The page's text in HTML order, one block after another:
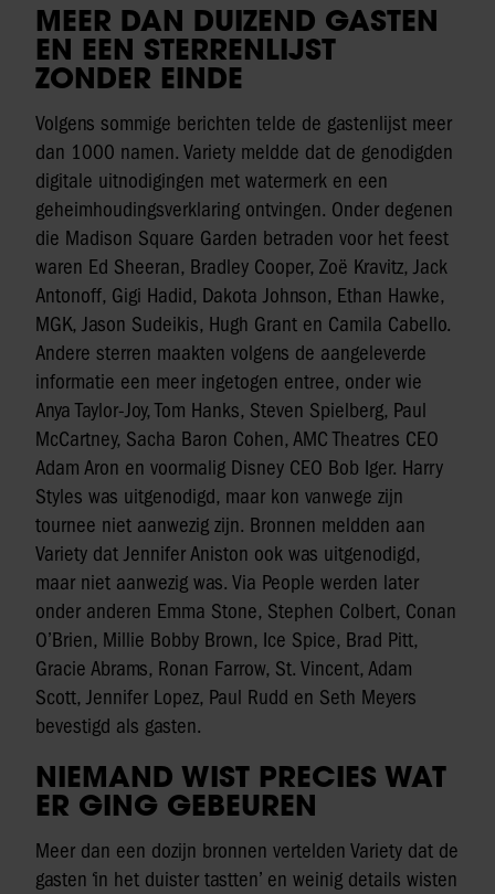
MEER DAN DUIZEND GASTEN
EN EEN STERRENLIJST
ZONDER EINDE
Volgens sommige berichten telde de gastenlijst meer
dan 1000 namen. Variety meldde dat de genodigden
digitale uitnodigingen met watermerk en een
geheimhoudingsverklaring ontvingen. Onder degenen
die Madison Square Garden betraden voor het feest
waren Ed Sheeran, Bradley Cooper, Zoë Kravitz, Jack
Antonoff, Gigi Hadid, Dakota Johnson, Ethan Hawke,
MGK, Jason Sudeikis, Hugh Grant en Camila Cabello.
Andere sterren maakten volgens de aangeleverde
informatie een meer ingetogen entree, onder wie
Anya Taylor-Joy, Tom Hanks, Steven Spielberg, Paul
McCartney, Sacha Baron Cohen, AMC Theatres CEO
Adam Aron en voormalig Disney CEO Bob Iger. Harry
Styles was uitgenodigd, maar kon vanwege zijn
tournee niet aanwezig zijn. Bronnen meldden aan
Variety dat Jennifer Aniston ook was uitgenodigd,
maar niet aanwezig was. Via People werden later
onder anderen Emma Stone, Stephen Colbert, Conan
O’Brien, Millie Bobby Brown, Ice Spice, Brad Pitt,
Gracie Abrams, Ronan Farrow, St. Vincent, Adam
Scott, Jennifer Lopez, Paul Rudd en Seth Meyers
bevestigd als gasten.
NIEMAND WIST PRECIES WAT
ER GING GEBEUREN
Meer dan een dozijn bronnen vertelden Variety dat de
gasten ‘in het duister tastten’ en weinig details wisten